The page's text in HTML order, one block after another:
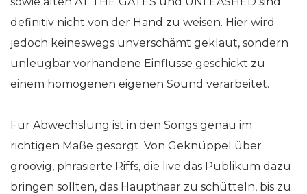
definitiv nicht von der Hand zu weisen. Hier wird
jedoch keineswegs unverschämt geklaut, sondern
unleugbar vorhandene Einflüsse geschickt zu
einem homogenen eigenen Sound verarbeitet.
Für Abwechslung ist in den Songs genau im
richtigen Maße gesorgt. Von Geknüppel über
groovig, phrasierte Riffs, die live das Publikum dazu
bringen sollten, das Haupthaar zu schütteln, bis zu